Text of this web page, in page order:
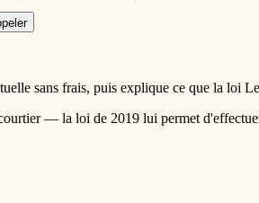
sans frais, puis explique ce que la loi
— la loi de 2019 lui permet